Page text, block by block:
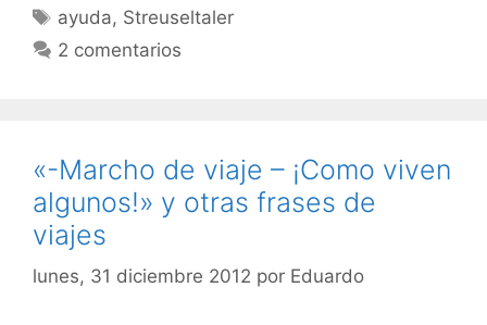
Etiquetas
ayuda, Streuseltaler
2 comentarios
«-Marcho de viaje – ¡Como viven
algunos!» y otras frases de
viajes
lunes, 31 diciembre 2012 por Eduardo